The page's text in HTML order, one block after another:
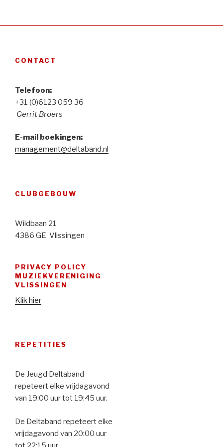
CONTACT
Telefoon:
+31 (0)6123 059 36
Gerrit Broers
E-mail boekingen:
management@deltaband.nl
CLUBGEBOUW
Wildbaan 21
4386 GE Vlissingen
PRIVACY POLICY
MUZIEKVERENIGING
VLISSINGEN
Klik hier
REPETITIES
De Jeugd Deltaband
repeteert elke vrijdagavond
van 19:00 uur tot 19:45 uur.
De Deltaband repeteert elke
vrijdagavond van 20:00 uur